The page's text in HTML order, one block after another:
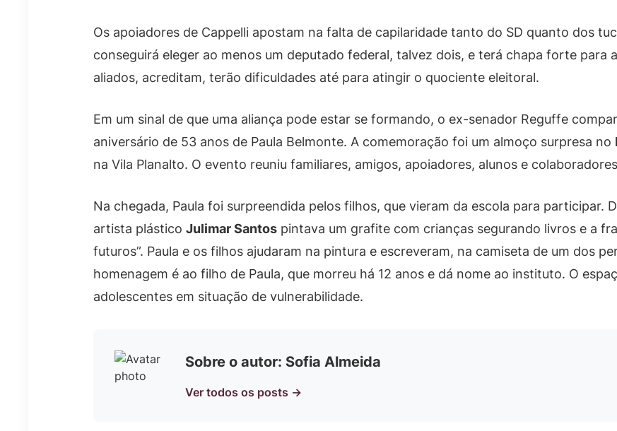
Os apoiadores de Cappelli apostam na falta de capilaridade tanto do SD quanto dos
conseguirá eleger ao menos um deputado federal, talvez dois, e terá chapa forte para
aliados, acreditam, terão dificuldades até para atingir o quociente eleitoral.
Em um sinal de que uma aliança pode estar se formando, o ex-senador Reguffe
aniversário de 53 anos de Paula Belmonte. A comemoração foi um almoço surpresa no
na Vila Planalto. O evento reuniu familiares, amigos, apoiadores, alunos e
Na chegada, Paula foi surpreendida pelos filhos, que vieram da escola para participar.
artista plástico Julimar Santos pintava um grafite com crianças segurando livros e a
futuros”. Paula e os filhos ajudaram na pintura e escreveram, na camiseta de um dos
homenagem é ao filho de Paula, que morreu há 12 anos e dá nome ao instituto. O
adolescentes em situação de vulnerabilidade.
Sobre o autor: Sofia Almeida
Ver todos os posts →